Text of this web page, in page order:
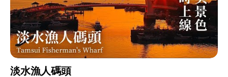
淡水漁人碼頭